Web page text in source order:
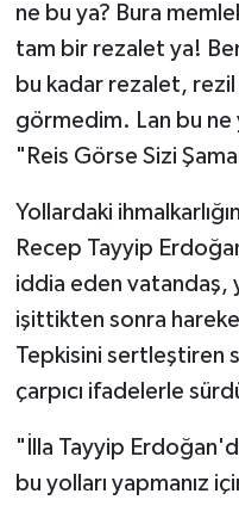
ne bu ya? Bura
tam bir rezalet ya!
bu kadar rezalet,
görmedim. Lan bu ne
​"Reis Görse Sizi
​Yollardaki
Recep Tayyip
iddia eden vatandaş,
işittikten sonra
Tepkisini sertleştiren
çarpıcı ifadelerle
​"İlla Tayyip
bu yolları yapmanız